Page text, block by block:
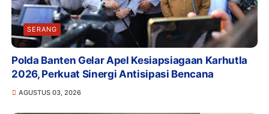
SERANG
Polda Banten Gelar Apel Kesiapsiagaan Karhutla
2026, Perkuat Sinergi Antisipasi Bencana
AGUSTUS 03, 2026